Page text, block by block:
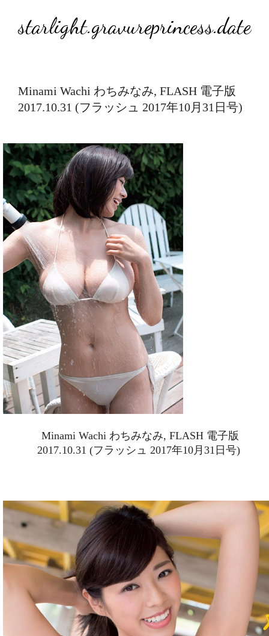
starlight.gravureprincess.date
Minami Wachi わちみなみ, FLASH 電子版
2017.10.31 (フラッシュ 2017年10月31日号)
Minami Wachi わちみなみ, FLASH 電子版
2017.10.31 (フラッシュ 2017年10月31日号)